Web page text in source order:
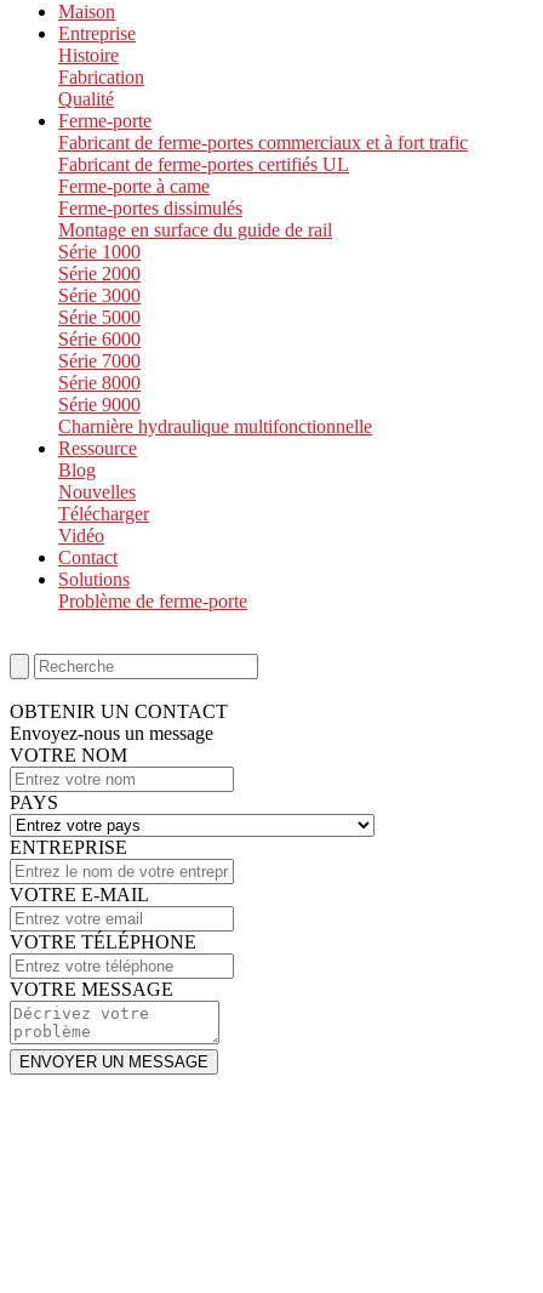
Maison
Entreprise
Histoire
Fabrication
Qualité
Ferme-porte
Fabricant de ferme-portes commerciaux et à fort trafic
Fabricant de ferme-portes certifiés UL
Ferme-porte à came
Ferme-portes dissimulés
Montage en surface du guide de rail
Série 1000
Série 2000
Série 3000
Série 5000
Série 6000
Série 7000
Série 8000
Série 9000
Charnière hydraulique multifonctionnelle
Ressource
Blog
Nouvelles
Télécharger
Vidéo
Contact
Solutions
Problème de ferme-porte
OBTENIR UN CONTACT
Envoyez-nous un message
VOTRE NOM
PAYS
ENTREPRISE
VOTRE E-MAIL
VOTRE TÉLÉPHONE
VOTRE MESSAGE
ENVOYER UN MESSAGE